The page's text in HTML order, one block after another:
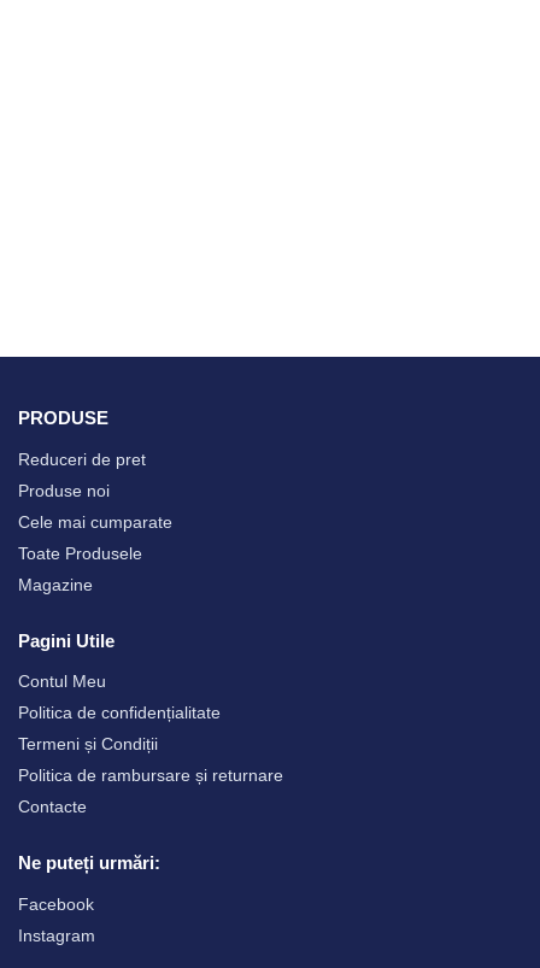
PRODUSE
Reduceri de pret
Produse noi
Cele mai cumparate
Toate Produsele
Magazine
Pagini Utile
Contul Meu
Politica de confidențialitate
Termeni și Condiții
Politica de rambursare și returnare
Contacte
Ne puteți urmări:
Facebook
Instagram